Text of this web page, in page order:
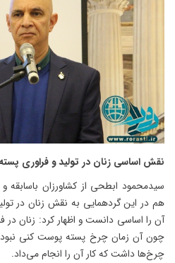
نقش اساسی زنان در تولید و فراوری پسته
سیدمحمود ابطحی از کشاورزان باسابقه
هم در این گردهمایی به نقش زنان در
آن را اساسی دانست و اظهار کرد: زنان
چون آن زمان چرخ پسته پوست کنی نبود
چرخ‌ها داشت که کار آن را انجام می‌داد.